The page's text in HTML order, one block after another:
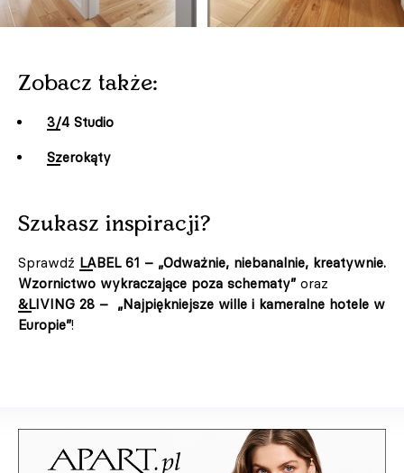
Zobacz także:
3/4 Studio
Szerokąty
Szukasz inspiracji?
Sprawdź LABEL 61 – „Odważnie, niebanalnie, kreatywnie.
Wzornictwo wykraczające poza schematy” oraz
&LIVING 28 – „Najpiękniejsze wille i kameralne hotele w
Europie”!